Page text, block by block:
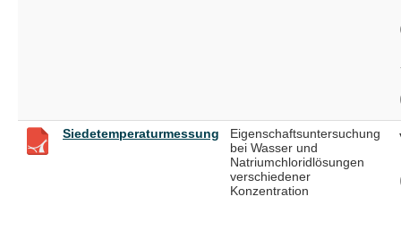
Siedetemperaturmessung
Eigenschaftsuntersuchung
bei Wasser und
Natriumchloridlösungen
verschiedener
Konzentration